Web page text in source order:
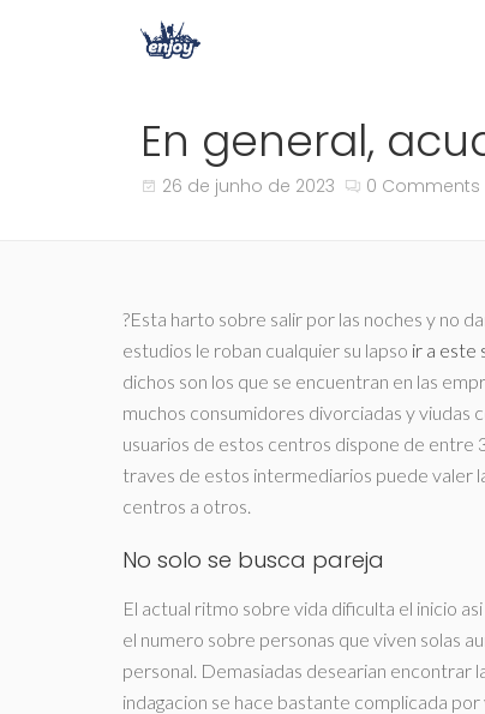
En general,
26 de junho de 2023 0 Comments
?Esta harto sobre salir por las noches y no
estudios le roban cualquier su lapso ir a este
dichos son los que se encuentran en las
muchos consumidores divorciadas y viudas
usuarios de estos centros dispone de entre
traves de estos intermediarios puede valer
centros a otros.
No solo se busca pareja
El actual ritmo sobre vida dificulta el inicio
el numero sobre personas que viven solas
personal. Demasiadas desearian encontrar
indagacion se hace bastante complicada